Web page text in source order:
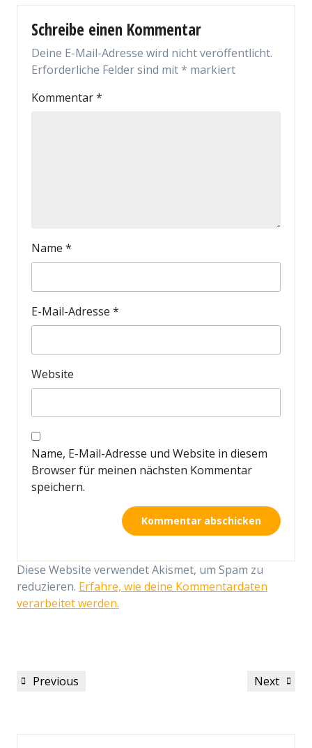
Schreibe einen Kommentar
Deine E-Mail-Adresse wird nicht veröffentlicht.
Erforderliche Felder sind mit* markiert
Kommentar*
Name *
E-Mail-Adresse *
Website
Name, E-Mail-Adresse und Website in diesem
Browser für meinen nächsten Kommentar
speichern.
Diese Website verwendet Akismet, um Spam zu
reduzieren. Erfahre, wie deine Kommentardaten
verarbeitet werden.
Beitragsnavigation
Previous
Previous
Next
Next